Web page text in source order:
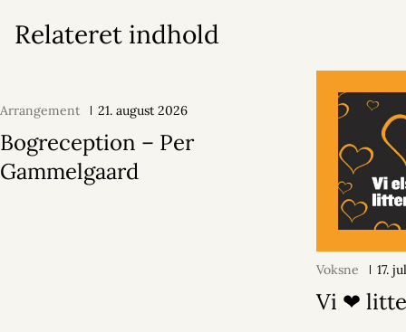
Relateret indhold
Arrangement 21. august 2026
Bogreception – Per
Gammelgaard
Voksne 17.
Vi ❤